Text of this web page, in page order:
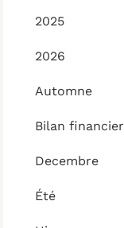
2025
2026
Automne
Bilan financier
Decembre
Été